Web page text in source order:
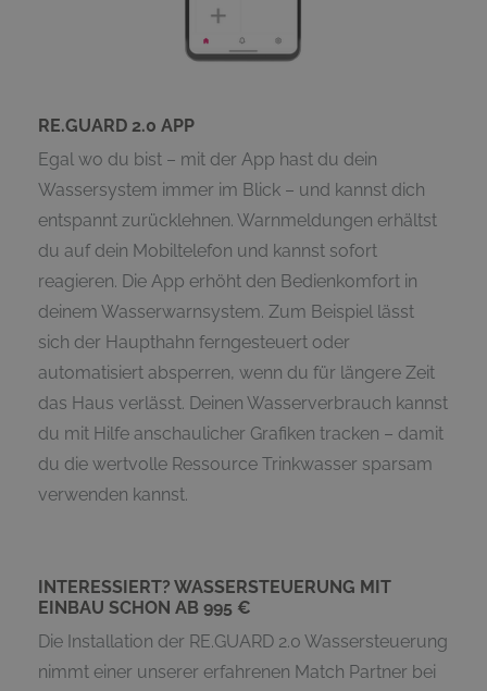
RE.GUARD 2.0 APP
Egal wo du bist – mit der App hast du dein
Wassersystem immer im Blick – und kannst dich
entspannt zurücklehnen. Warnmeldungen erhältst
du auf dein Mobiltelefon und kannst sofort
reagieren. Die App erhöht den Bedienkomfort in
deinem Wasserwarnsystem. Zum Beispiel lässt
sich der Haupthahn ferngesteuert oder
automatisiert absperren, wenn du für längere Zeit
das Haus verlässt. Deinen Wasserverbrauch kannst
du mit Hilfe anschaulicher Grafiken tracken – damit
du die wertvolle Ressource Trinkwasser sparsam
verwenden kannst.
INTERESSIERT? WASSERSTEUERUNG MIT
EINBAU SCHON AB 995 €
Die Installation der RE.GUARD 2.0 Wassersteuerung
nimmt einer unserer erfahrenen Match Partner bei